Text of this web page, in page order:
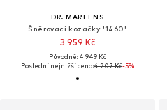
DR. MARTENS
Šněrovací kozačky '1460'
3 959 Kč
Původně: 4 949 Kč
Poslední nejnižší cena:4 207 Kč-5%